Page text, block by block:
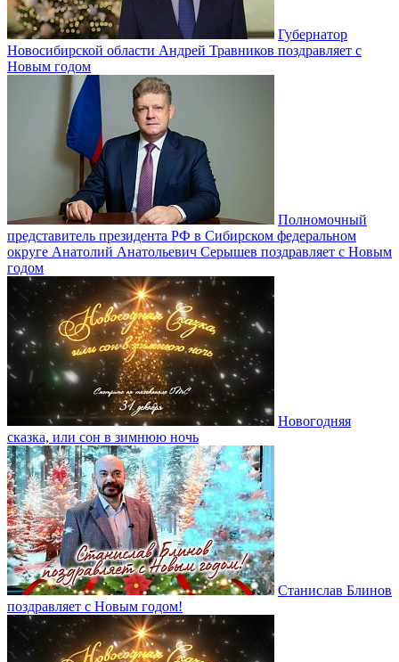
Губернатор
Новосибирской области Андрей Травников поздравляет с
Новым годом
Полномочный
представитель президента РФ в Сибирском федеральном
округе Анатолий Анатольевич Серышев поздравляет с Новым
годом
Новогодняя
сказка, или сон в зимнюю ночь
Станислав Блинов
поздравляет с Новым годом!